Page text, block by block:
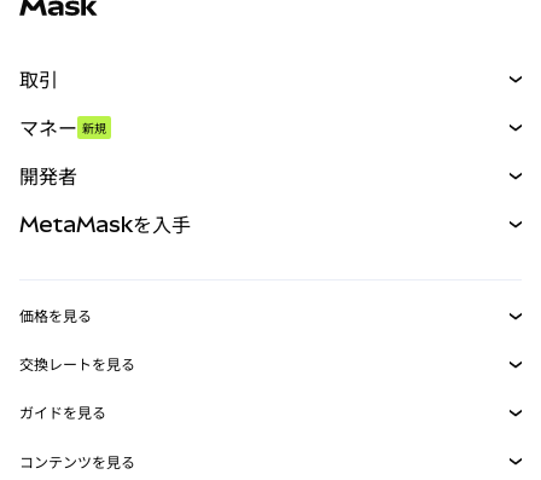
取引
パーペチュアル
RWA
マネー 新規
開発者
MetaMask Connect
Snaps
Web3サービス
MetaMaskを入手
セキュリティ
サポート
価格を見る
イーサリアムの価格
Solanaの価格
交換レートを見る
ETH→USD
USDT→INR
ガイドを見る
ETHの購入
コンテンツを見る